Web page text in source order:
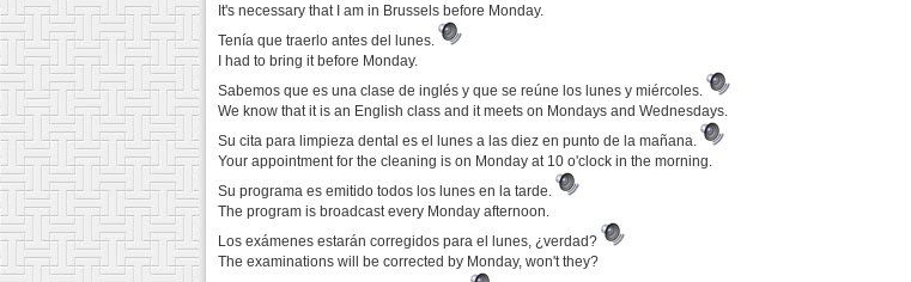
It's necessary that I am in Brussels before Monday.
Tenía que traerlo antes del lunes.
I had to bring it before Monday.
Sabemos que es una clase de inglés y que se reúne los lunes y miércoles.
We know that it is an English class and it meets on Mondays and Wednesdays.
Su cita para limpieza dental es el lunes a las diez en punto de la mañana.
Your appointment for the cleaning is on Monday at 10 o'clock in the morning.
Su programa es emitido todos los lunes en la tarde.
The program is broadcast every Monday afternoon.
Los exámenes estarán corregidos para el lunes, ¿verdad?
The examinations will be corrected by Monday, won't they?